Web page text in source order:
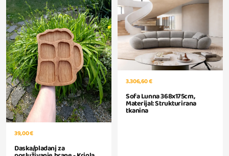
39,00 €
Daska/pladanj za
3.306,60 €
Sofa Lunna 368x175cm,
Materijal: Strukturirana
tkanina